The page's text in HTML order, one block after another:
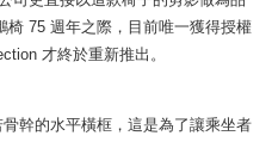
椅 75 週年之際，目前唯一獲得授權
才終於重新推出。
幹的水平橫框，這是為了讓乘坐者